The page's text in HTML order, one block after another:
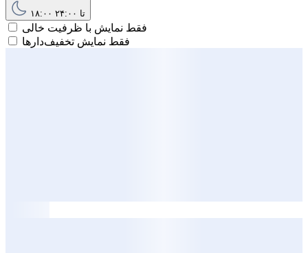
۱۸:۰۰ تا ۲۴:۰۰
فقط نمایش با ظرفیت خالی
فقط نمایش تخفیف‌دارها